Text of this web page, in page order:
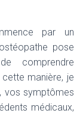
A
I
O
par un
pose
comprendre
manière, je
vos symptômes
médicaux,